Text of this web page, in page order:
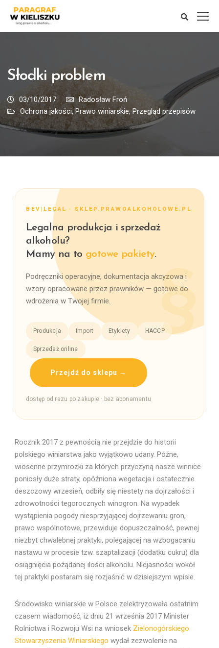
Słodki problem
03/10/2017
Radosław Froń
Ochrona jakości,Prawo winiarskie, Przegląd przepisów
BEV|LEGAL · SKLEP.PRAWOALKOHOLOWE.PL
Legalna produkcja i sprzedaż
alkoholu?
Mamy na to gotowe pakiety.
Podręczniki operacyjne, dokumentacja akcyzowa i
wzory opracowane przez prawników — gotowe do
wdrożenia w Twojej firmie.
Produkcja Import Etykiety HACCP
Sprzedaż online
Przejdź do sklepu →
dostęp od razu po zakupie · bez abonamentu
Rocznik 2017 z pewnością nie przejdzie do historii
polskiego winiarstwa jako wyjątkowo udany. Późne,
wiosenne przymrozki za których przyczyną nasze winnice
poniosły duże straty, opóźniona wegetacja i ostatecznie
deszczowy wrzesień, odbiły się niestety na dojrzałości i
zdrowotności tegorocznych winogron. Na wypadek
wystąpienia pogody niesprzyjającej dojrzewaniu gron,
prawo wspólnotowe, przewiduje dopuszczalność, pewnej
niezbyt chwalebnej praktyki, polegającej na wzbogacaniu
nastawu w procesie tzw. szaptalizacji (dodatku cukru) dla
osiągnięcia pożądanej ilości alkoholu. Niejasności wokół
tej praktyki postaram się rozjaśnić w dzisiejszym wpisie.
Środowisko winiarskie w Polsce zelektryzowała ostatnim
czasem wiadomość, iż dniu 21 września 2017 Minister
Rolnictwa i Rozwoju Wsi na wniosek Zielonogórskiego
Stowarzyszenia Winiarskiego wydał zezwolenie na